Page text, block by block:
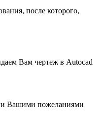
после которого,
Вам чертеж в Autocad
Вашими пожеланиями